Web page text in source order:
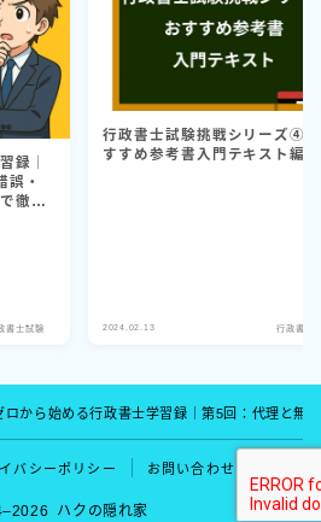
録｜
誤・
徹底
書士試験
行政書士試験挑戦シリーズ④
すすめ参考書入門テキスト編
2024.02.13 行政書士
ロから始める行政書士学習録｜第5回：代理と無
バシーポリシー お問い合わせ
ハクの隠れ家